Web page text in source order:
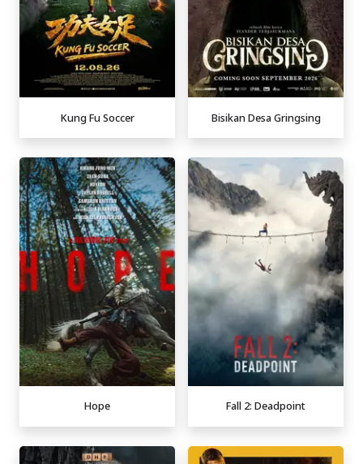
Kung Fu Soccer Bisikan Desa Gringsing
Hope Fall 2: Deadpoint